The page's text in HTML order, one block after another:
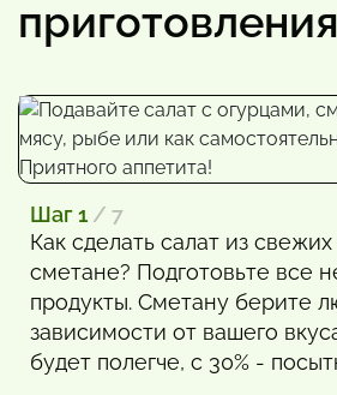
приготовления
Шаг 1 / 7
Как сделать салат из
сметане? Подготовьте все
продукты. Сметану берите
зависимости от вашего
будет полегче, с 30% -